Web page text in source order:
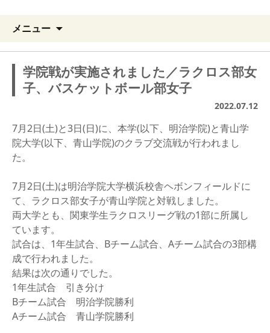
メニュー
学院戦が実施されました／ラクロス部女
子、バスケットボール部女子
2022.07.12
7月2日(土)と3日(日)に、本学(以下、明治学院)と青山学
院大学(以下、青山学院)のクラブ交流戦が行われまし
た。
7月2日(土)は明治学院大学横浜校舎ヘボンフィールドに
て、ラクロス部女子が青山学院と対戦しました。
両大学とも、関東学生ラクロスリーグ戦の1部に所属し
ています。
試合は、1年生試合、Bチーム試合、Aチーム試合の3部構
成で行われました。
結果は次の通りでした。
1年生試合 引き分け
Bチーム試合 明治学院勝利
Aチーム試合 青山学院勝利